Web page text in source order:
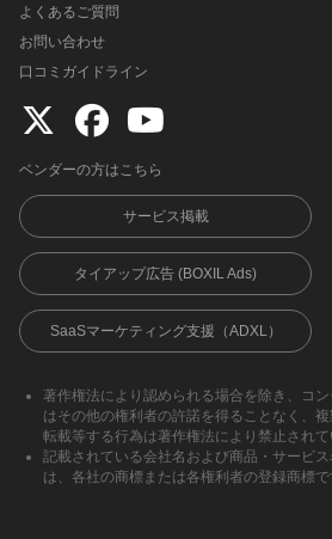
よくあるご質問
お問い合わせ
口コミガイドライン
ベンダーの方はこちら
サービス掲載
タイアップ広告 (BOXIL Ads)
SaaSマーケティング支援（ADXL）
著作権法により認められる場合を除き、コ
はその他の権利者の許諾を得ることなく、複
転載等する行為は著作権法により禁止されて
記載されている会社名および商品・サービス
は、各社の商標または各権利者の登録商標で